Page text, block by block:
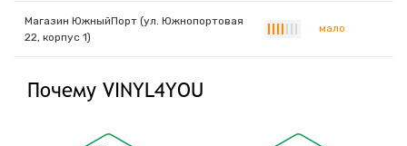
Магазин ЮжныйПорт (ул. Южнопортовая
22, корпус 1)
мало
Почему VINYL4YOU